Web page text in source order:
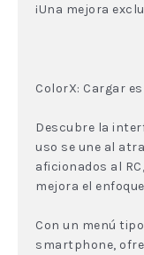
¡Una mejora
ColorX: Cargar
Descubre la
uso se une al
aficionados al
mejora el
Con un menú
smartphone,